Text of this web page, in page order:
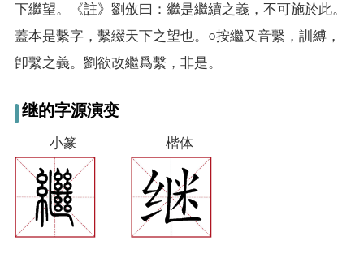
下繼望。《註》劉攽曰：繼是繼續之義，不可施於此。
蓋本是繫字，繫綴天下之望也。○按繼又音繫，訓縛，
卽繫之義。劉欲改繼爲繫，非是。
继的字源演变
小篆 楷体